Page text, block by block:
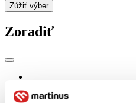
Zúžiť výber
Zoradiť
Top hodnotené